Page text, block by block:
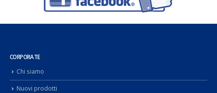
CORPORATE
Chi siamo
Nuovi prodotti